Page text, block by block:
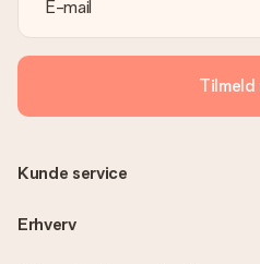
Er fakturaen sendt sammen
Ingen faktura sendes med din
fakturaen i bekræftelsesemailen,
MySurprise-konto. Det betyder
direkte til modtageren, hvilket
overraskelse!
Tilmeld
Kunde service
Erhverv